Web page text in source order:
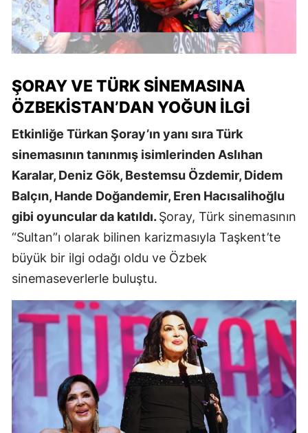
ŞORAY VE TÜRK SINEMASINA
ÖZBEKISTAN’DAN YOĞUN İLGI
Etkinliğe Türkan Şoray’ın yanı sıra Türk
sinemasının tanınmış isimlerinden Aslıhan
Karalar, Deniz Gök, Bestemsu Özdemir, Didem
Balçın, Hande Doğandemir, Eren Hacısalihoğlu
gibi oyuncular da katıldı.Şoray, Türk sinemasının
“Sultan”ı olarak bilinen karizmasıyla Taşkent’te
büyük bir ilgi odağı oldu ve Özbek
sinemaseverlerle buluştu.